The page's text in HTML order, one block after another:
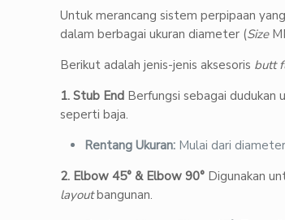
Untuk merancang sistem perpipaan
dalam berbagai ukuran diameter (Size
Berikut adalah jenis-jenis aksesoris butt
1. Stub End Berfungsi sebagai dudukan
seperti baja.
Rentang Ukuran: Mulai dari
2. Elbow 45° & Elbow 90° Digunakan
layoutbangunan.